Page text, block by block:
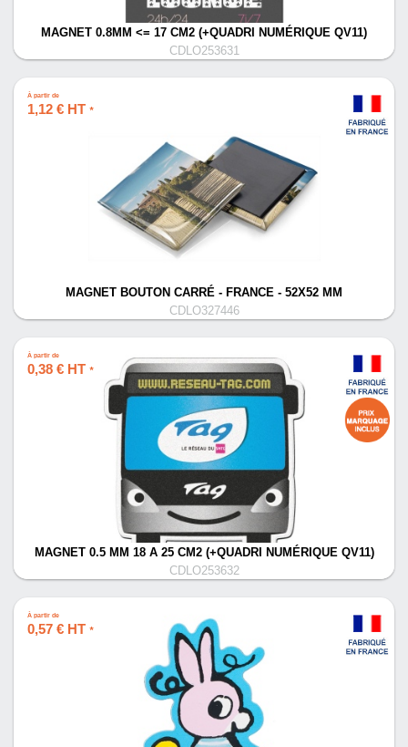
MAGNET 0.8MM <= 17 CM2 (+QUADRI NUMÉRIQUE QV11)
CDLO253631
À partir de
1,12 € HT *
MAGNET BOUTON CARRÉ - FRANCE - 52X52 MM
CDLO327446
À partir de
0,38 € HT *
MAGNET 0.5 MM 18 A 25 CM2 (+QUADRI NUMÉRIQUE QV11)
CDLO253632
À partir de
0,57 € HT *